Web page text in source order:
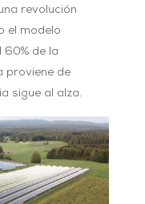
revolución
el modelo
60% de la
proviene de
sigue al alza.